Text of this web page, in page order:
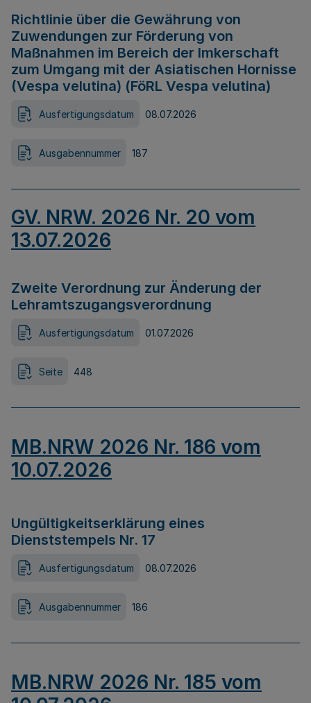
Richtlinie über die Gewährung von
Zuwendungen zur Förderung von
Maßnahmen im Bereich der Imkerschaft
zum Umgang mit der Asiatischen Hornisse
(Vespa velutina) (FöRL Vespa velutina)
Ausfertigungsdatum 08.07.2026
Ausgabennummer 187
GV. NRW. 2026 Nr. 20 vom
13.07.2026
Zweite Verordnung zur Änderung der
Lehramtszugangsverordnung
Ausfertigungsdatum 01.07.2026
Seite 448
MB.NRW 2026 Nr. 186 vom
10.07.2026
Ungültigkeitserklärung eines
Dienststempels Nr. 17
Ausfertigungsdatum 08.07.2026
Ausgabennummer 186
MB.NRW 2026 Nr. 185 vom